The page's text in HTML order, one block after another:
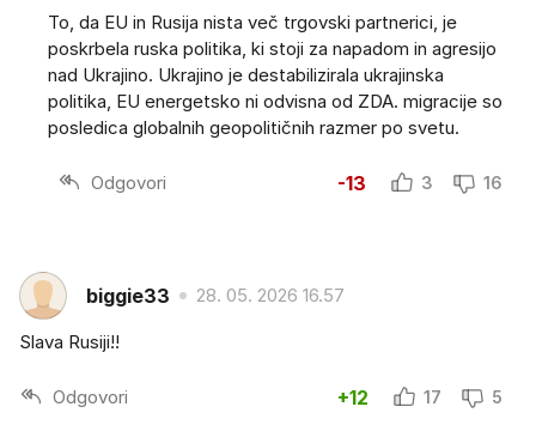
To, da EU in Rusija nista več trgovski partnerici, je
poskrbela ruska politika, ki stoji za napadom in agresijo
nad Ukrajino. Ukrajino je destabilizirala ukrajinska
politika, EU energetsko ni odvisna od ZDA. migracije so
posledica globalnih geopolitičnih razmer po svetu.
Odgovori -13 3 16
biggie33 28. 05. 2026 16.57
Slava Rusiji!!
Odgovori +12 17 5